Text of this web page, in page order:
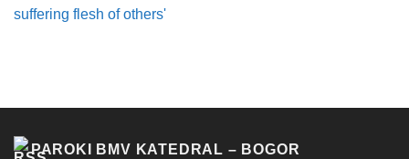
suffering flesh of others'
PAROKI BMV KATEDRAL – BOGOR